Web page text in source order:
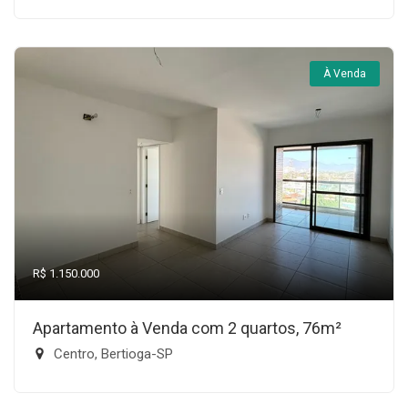
À Venda
R$ 1.150.000
Apartamento à Venda com 2 quartos, 76m²
Centro, Bertioga-SP